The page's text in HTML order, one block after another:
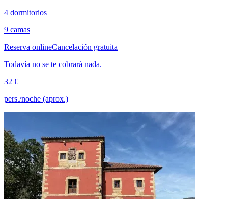
4 dormitorios
9 camas
Reserva onlineCancelación gratuita
Todavía no se te cobrará nada.
32 €
pers./noche (aprox.)